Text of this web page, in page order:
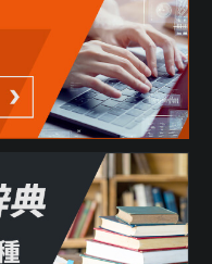
。
ると認められる関係を
与していると認められ
を図る目的または第三
ど、不当に反社会的
係を有すること
供し、または便宜を供
られる関係を有するこ
ている者が反社会的勢